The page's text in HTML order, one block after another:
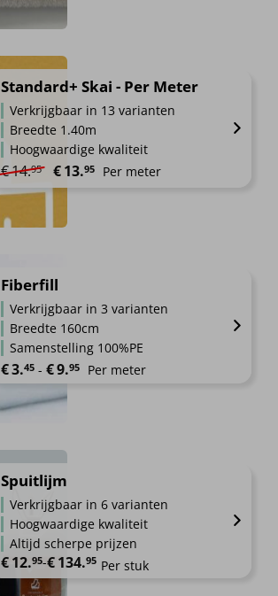
variaties.
Deze
optie
kan
gekozen
worden
Standard+ Skai - Per Meter
Verkrijgbaar in 13 varianten
Breedte 1.40m
Hoogwaardige kwaliteit
€14.95 Oorspronkelijke prijs was: €14.95.
€13.95 Huidige prijs is: €13.95.
Per meter
Deze
optie
gekozen
worden
Fiberfill
Verkrijgbaar in 3 varianten
Breedte 160cm
Samenstelling 100%PE
€3.45 - €9.95 Prijsklasse: €3.45 tot €9.95
Per meter
Deze
optie
kan
gekozen
worden
Spuitlijm
Verkrijgbaar in 6 varianten
Hoogwaardige kwaliteit
Altijd scherpe prijzen
€12.95-€134.95
Prijsklasse: €12.95 tot €134.95
Per stuk